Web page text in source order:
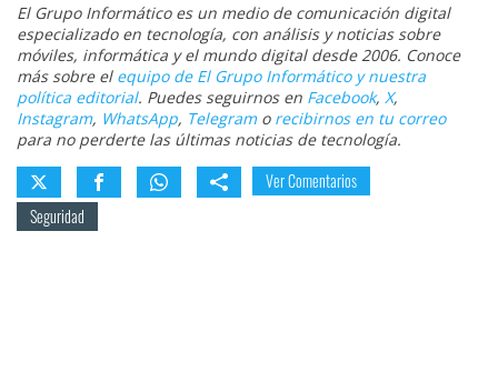
El Grupo Informático es un medio de comunicación digital
especializado en tecnología, con análisis y noticias sobre
móviles, informática y el mundo digital desde 2006. Conoce
más sobre el equipo de El Grupo Informático y nuestra
política editorial. Puedes seguirnos en Facebook, X,
Instagram, WhatsApp, Telegramo recibirnos en tu correo
para no perderte las últimas noticias de tecnología.
Ver Comentarios
Seguridad